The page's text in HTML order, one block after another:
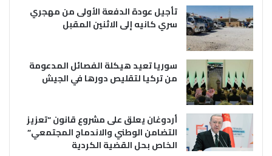
تأجيل عودة الدفعة الأولى من مهجري
سري كانيه إلى الاثنين المقبل
سوريا تعيد هيكلة الفصائل المدعومة
من تركيا لتقليص دورها في الجيش
أردوغان يعلق على مشروع قانون “تعزيز
التضامن الوطني والاندماج المجتمعي”
الخاص بحل القضية الكردية